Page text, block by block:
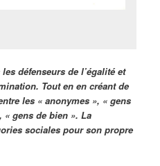
défenseurs de l’égalité et
Tout en en créant de
les « anonymes », « gens
« gens de bien ». La
sociales pour son propre